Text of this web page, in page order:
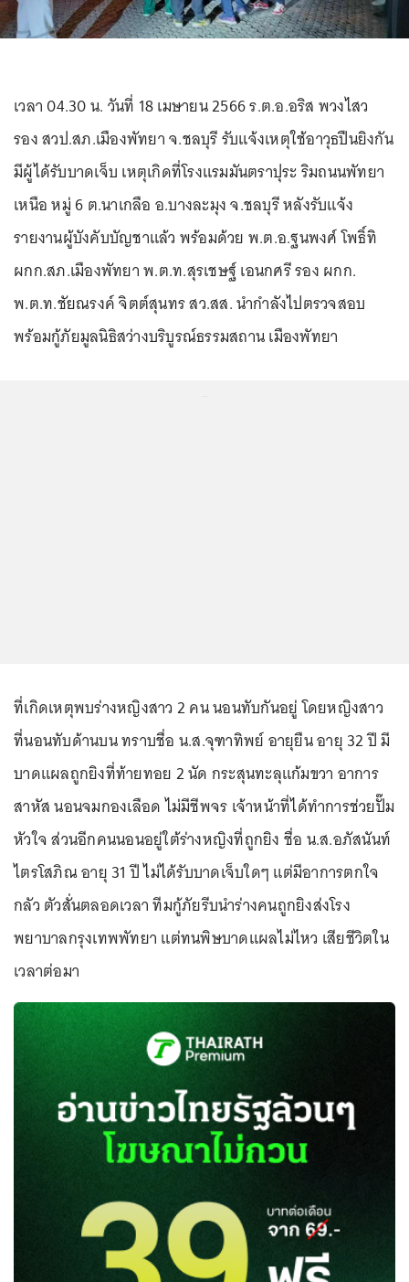
เวลา 04.30 น. วันที่ 18 เมษายน 2566 ร.ต.อ.อริส พวงไสว
รอง สวป.สภ.เมืองพัทยา จ.ชลบุรี รับแจ้งเหตุใช้อาวุธปืนยิงกัน
มีผู้ได้รับบาดเจ็บ เหตุเกิดที่โรงแรมมันตราปุระ ริมถนนพัทยา
เหนือ หมู่ 6 ต.นาเกลือ อ.บางละมุง จ.ชลบุรี หลังรับแจ้ง
รายงานผู้บังคับบัญชาแล้ว พร้อมด้วย พ.ต.อ.ฐนพงศ์ โพธิ์ทิ
ผกก.สภ.เมืองพัทยา พ.ต.ท.สุรเชษฐ์ เอนกศรี รอง ผกก.
พ.ต.ท.ชัยณรงค์ จิตต์สุนทร สว.สส. นำกำลังไปตรวจสอบ
พร้อมกู้ภัยมูลนิธิสว่างบริบูรณ์ธรรมสถาน เมืองพัทยา
ที่เกิดเหตุพบร่างหญิงสาว 2 คน นอนทับกันอยู่ โดยหญิงสาว
ที่นอนทับด้านบน ทราบชื่อ น.ส.จุฑาทิพย์ อายุยืน อายุ 32 ปี มี
บาดแผลถูกยิงที่ท้ายทอย 2 นัด กระสุนทะลุแก้มขวา อาการ
สาหัส นอนจมกองเลือด ไม่มีชีพจร เจ้าหน้าที่ได้ทำการช่วยปั๊ม
หัวใจ ส่วนอีกคนนอนอยู่ใต้ร่างหญิงที่ถูกยิง ชื่อ น.ส.อภัสนันท์
ไตรโสภิณ อายุ 31 ปี ไม่ได้รับบาดเจ็บใดๆ แต่มีอาการตกใจ
กลัว ตัวสั่นตลอดเวลา ทีมกู้ภัยรีบนำร่างคนถูกยิงส่งโรง
พยาบาลกรุงเทพพัทยา แต่ทนพิษบาดแผลไม่ไหว เสียชีวิตใน
เวลาต่อมา